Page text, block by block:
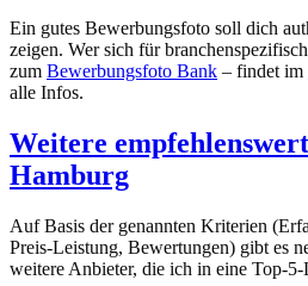
Ein gutes Bewerbungsfoto soll dich
zeigen. Wer sich für
zum Bewerbungsfoto Bank – findet im
alle Infos.
Weitere
Hamburg
Auf Basis der genannten Kriterien
Preis-Leistung, Bewertungen) gibt es
weitere Anbieter, die ich in eine Top-